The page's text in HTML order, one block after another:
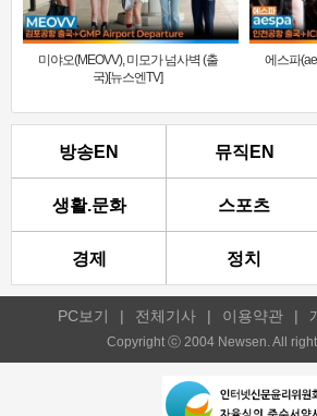
미야오(MEOVV), 미모가 넘사벽 (출
국)[뉴스엔TV]
에스파
방송EN 뮤직EN
생활.문화 스포츠
경제 정치
PC보기 | 전체기사 | 이용약관 |
Copyright ⓒ 2004 Newsen. All